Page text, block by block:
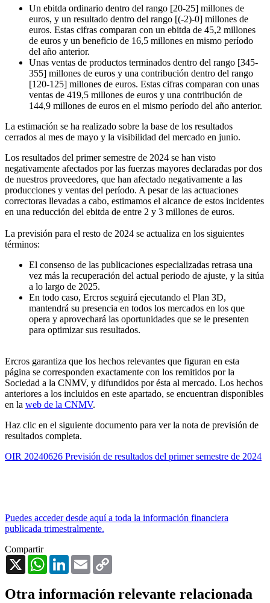
Un ebitda ordinario dentro del rango [20-25] millones de
euros, y un resultado dentro del rango [(-2)-0] millones de
euros. Estas cifras comparan con un ebitda de 45,2 millones
de euros y un beneficio de 16,5 millones en mismo período
del año anterior.
Unas ventas de productos terminados dentro del rango [345-
355] millones de euros y una contribución dentro del rango
[120-125] millones de euros. Estas cifras comparan con unas
ventas de 419,5 millones de euros y una contribución de
144,9 millones de euros en el mismo período del año anterior.
La estimación se ha realizado sobre la base de los resultados
cerrados al mes de mayo y la visibilidad del mercado en junio.
Los resultados del primer semestre de 2024 se han visto
negativamente afectados por las fuerzas mayores declaradas por dos
de nuestros proveedores, que han afectado negativamente a las
producciones y ventas del período. A pesar de las actuaciones
correctoras llevadas a cabo, estimamos el alcance de estos incidentes
en una reducción del ebitda de entre 2 y 3 millones de euros.
La previsión para el resto de 2024 se actualiza en los siguientes
términos:
El consenso de las publicaciones especializadas retrasa una
vez más la recuperación del actual periodo de ajuste, y la sitúa
a lo largo de 2025.
En todo caso, Ercros seguirá ejecutando el Plan 3D,
mantendrá su presencia en todos los mercados en los que
opera y aprovechará las oportunidades que se le presenten
para optimizar sus resultados.
Ercros garantiza que los hechos relevantes que figuran en esta
página se corresponden exactamente con los remitidos por la
Sociedad a la CNMV, y difundidos por ésta al mercado. Los hechos
anteriores a los incluidos en este apartado, se encuentran disponibles
en la web de la CNMV.
Haz clic en el siguiente documento para ver la nota de previsión de
resultados completa.
OIR 20240626 Previsión de resultados del primer semestre de 2024
Puedes acceder desde aquí a toda la información financiera
publicada trimestralmente.
Compartir
X
WhatsAppLinkedInEmail
Otra información relevante relacionada